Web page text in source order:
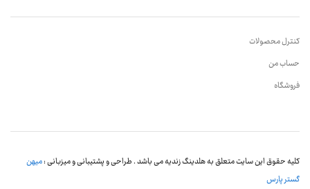
کنترل محصولات
حساب من
فروشگاه
کلیه حقوق این سایت متعلق به هلدینگ زندیه می باشد . طراحی و پشتیبانی و میزبانی :میهن
گستر پارس